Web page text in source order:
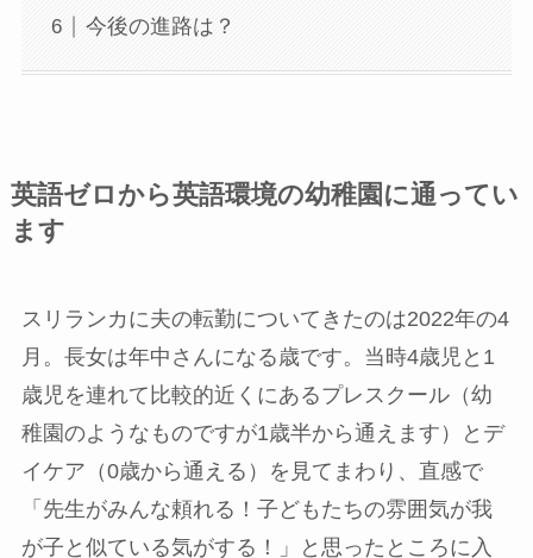
今後の進路は？
英語ゼロから英語環境の幼稚園に通ってい
ます
スリランカに夫の転勤についてきたのは2022年の4
月。長女は年中さんになる歳です。当時4歳児と1
歳児を連れて比較的近くにあるプレスクール（幼
稚園のようなものですが1歳半から通えます）とデ
イケア（0歳から通える）を見てまわり、直感で
「先生がみんな頼れる！子どもたちの雰囲気が我
が子と似ている気がする！」と思ったところに入